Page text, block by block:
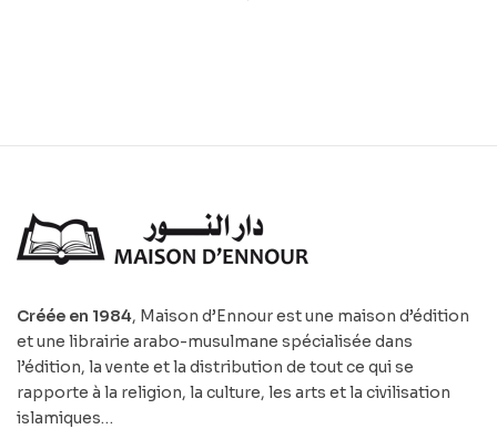
Créée en 1984, Maison d’Ennour est une maison d’édition
et une librairie arabo-musulmane spécialisée dans
l’édition, la vente et la distribution de tout ce qui se
rapporte à la religion, la culture, les arts et la civilisation
islamiques…